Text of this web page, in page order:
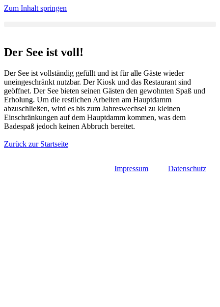
Zum Inhalt springen
Der See ist voll!
Der See ist vollständig gefüllt und ist für alle Gäste wieder
uneingeschränkt nutzbar. Der Kiosk und das Restaurant sind
geöffnet. Der See bieten seinen Gästen den gewohnten Spaß und
Erholung. Um die restlichen Arbeiten am Hauptdamm
abzuschließen, wird es bis zum Jahreswechsel zu kleinen
Einschränkungen auf dem Hauptdamm kommen, was dem
Badespaß jedoch keinen Abbruch bereitet.
Zurück zur Startseite
Impressum Datenschutz